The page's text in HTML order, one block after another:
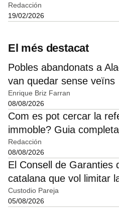
Redacción
19/02/2026
El més destacat
Pobles abandonats a
van quedar sense veïns
Enrique Briz Farran
08/08/2026
Com es pot cercar la
immoble? Guia completa
Redacción
08/08/2026
El Consell de Garanties
catalana que vol limitar
Custodio Pareja
05/08/2026